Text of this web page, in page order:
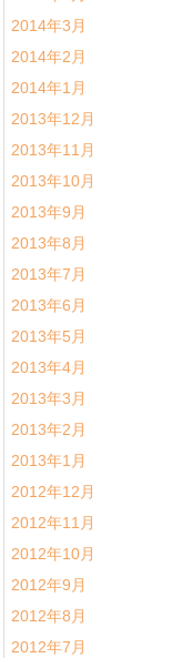
2014年3月
2014年2月
2014年1月
2013年12月
2013年11月
2013年10月
2013年9月
2013年8月
2013年7月
2013年6月
2013年5月
2013年4月
2013年3月
2013年2月
2013年1月
2012年12月
2012年11月
2012年10月
2012年9月
2012年8月
2012年7月